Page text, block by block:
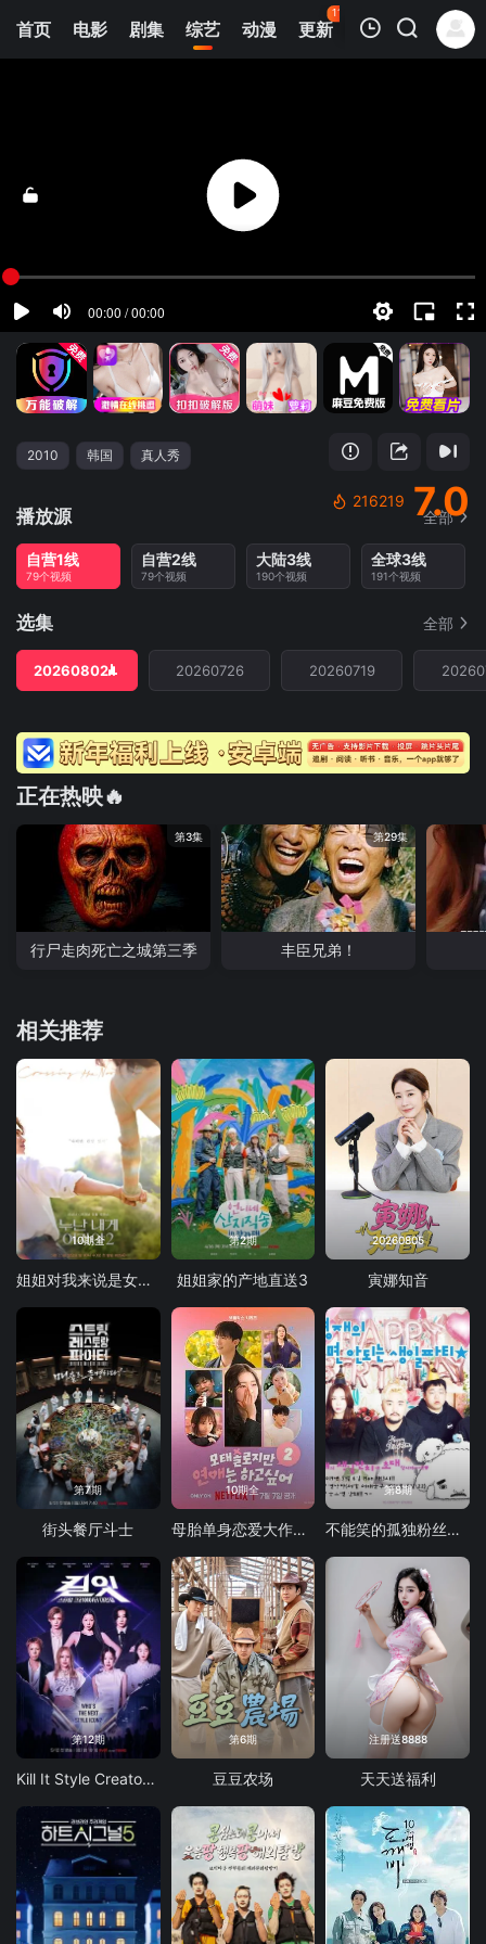
首页 电影 剧集 综艺 动漫 更新
113
热榜 APP
清空
2010 韩国 真人秀
216219 7.0
播放源 全部
自营1线
79个视频
自营2线
79个视频
大陆3线
190个视频
全球3线
191个视频
选集 全部
20260802 20260726 20260719
正在热映🔥
第3集
行尸走肉死亡之城第三季
第29集
丰臣兄弟！
相关推荐
10期全
姐姐对我来说是女人2
第2期
姐姐家的产地直送3
20260805
寅娜知音
第7期
街头餐厅斗士
10期全
母胎单身恋爱大作战2
第8期
不能笑的孤独粉丝见面会
第12期
Kill It Style Creator War
第6期
豆豆农场
注册送8888
天天送福利